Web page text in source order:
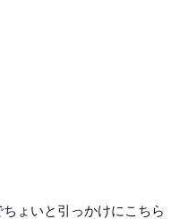
ょいと引っかけにこちら